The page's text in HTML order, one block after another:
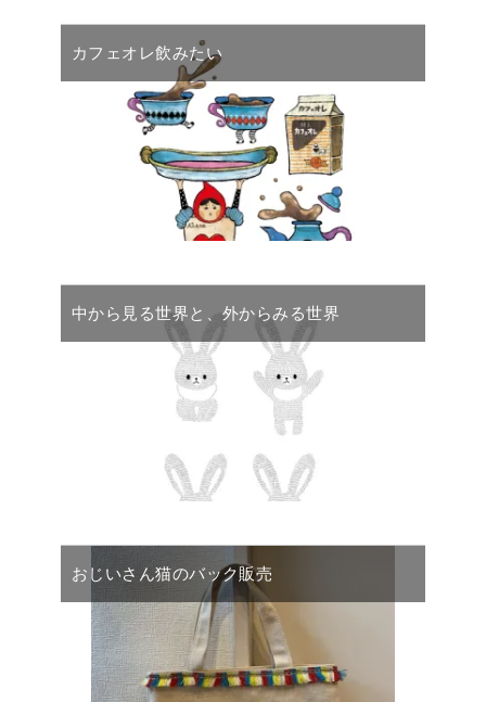
カフェオレ飲みたい
中から見る世界と、外からみる世界
おじいさん猫のバック販売